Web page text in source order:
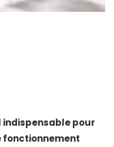
indispensable pour
fonctionnement